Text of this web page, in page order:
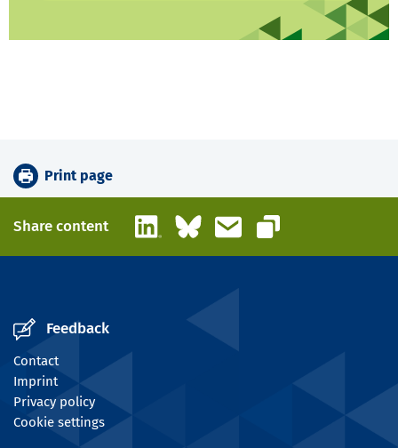
Print page
Share content LinkedInBlueskyEmail
Copy link
Feedback
Contact
Imprint
Privacy policy
Cookie settings